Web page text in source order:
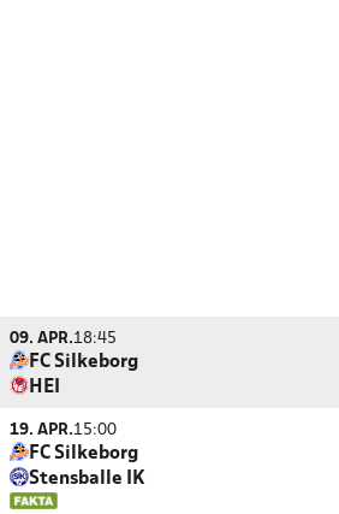
09. APR.18:45
FC Silkeborg
HEI
19. APR.15:00
FC Silkeborg
Stensballe IK